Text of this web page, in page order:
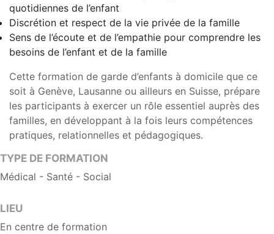
quotidiennes de l’enfant
Discrétion et respect de la vie privée de la famille
Sens de l’écoute et de l’empathie pour comprendre les
besoins de l’enfant et de la famille
Cette formation de garde d’enfants à domicile que ce
soit à Genève, Lausanne ou ailleurs en Suisse, prépare
les participants à exercer un rôle essentiel auprès des
familles, en développant à la fois leurs compétences
pratiques, relationnelles et pédagogiques.
TYPE DE FORMATION
Médical - Santé - Social
LIEU
En centre de formation